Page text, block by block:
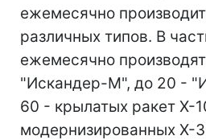
ежемесячно
различных типов. В
ежемесячно
"Искандер-М", до 20 -
60 - крылатых ракет Х-
модернизированных Х-